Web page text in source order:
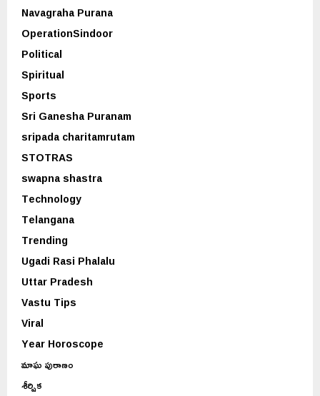
Navagraha Purana
OperationSindoor
Political
Spiritual
Sports
Sri Ganesha Puranam
sripada charitamrutam
STOTRAS
swapna shastra
Technology
Telangana
Trending
Ugadi Rasi Phalalu
Uttar Pradesh
Vastu Tips
Viral
Year Horoscope
మాఘ పురాణం
శీర్షిక